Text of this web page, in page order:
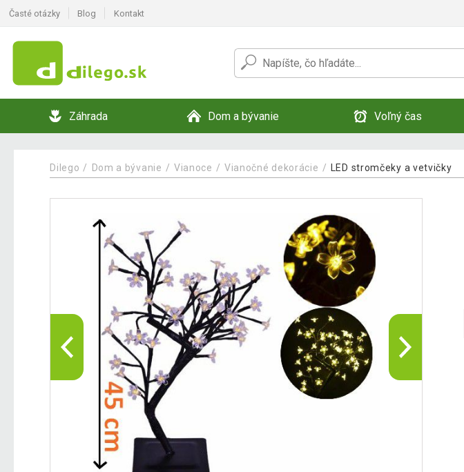
Časté otázky Blog Kontakt
Záhrada Dom a bývanie Voľný čas
Dilego Dom a bývanie Vianoce Vianočné dekorácie LED stromčeky a vetvičky